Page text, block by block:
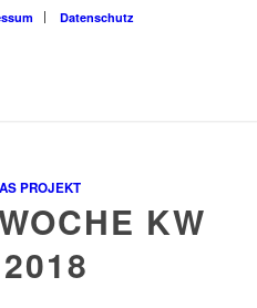
Datenschutz
PROJEKT
KW